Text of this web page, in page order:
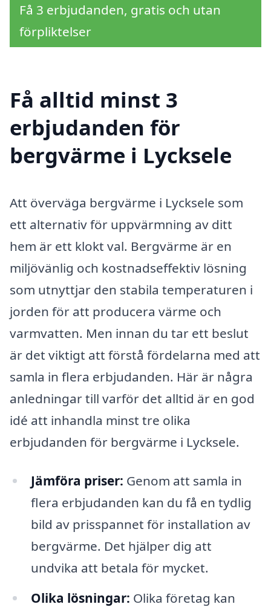
Få 3 erbjudanden, gratis och utan
förpliktelser
Få alltid minst 3
erbjudanden för
bergvärme i Lycksele
Att överväga bergvärme i Lycksele som
ett alternativ för uppvärmning av ditt
hem är ett klokt val. Bergvärme är en
miljövänlig och kostnadseffektiv lösning
som utnyttjar den stabila temperaturen i
jorden för att producera värme och
varmvatten. Men innan du tar ett beslut
är det viktigt att förstå fördelarna med att
samla in flera erbjudanden. Här är några
anledningar till varför det alltid är en god
idé att inhandla minst tre olika
erbjudanden för bergvärme i Lycksele.
Jämföra priser: Genom att samla in
flera erbjudanden kan du få en tydlig
bild av prisspannet för installation av
bergvärme. Det hjälper dig att
undvika att betala för mycket.
Olika lösningar: Olika företag kan